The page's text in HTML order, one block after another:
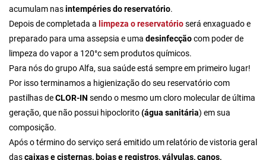
acumulam nasintempéries do reservatório.
Depois de completada a limpeza o reservatórioserá enxaguado e
preparado para uma assepsia e uma desinfecçãocom poder de
limpeza do vapor a 120°c sem produtos químicos.
Para nós do grupo Alfa, sua saúde está sempre em primeiro lugar!
Por isso terminamos a higienização do seu reservatório com
pastilhas deCLOR-IN sendo o mesmo um cloro molecular de última
geração, que não possui hipoclorito(água sanitária) em sua
composição.
Após o término do serviço será emitido um relatório de vistoria geral
dascaixas e cisternas, boias e registros, válvulas, canos,